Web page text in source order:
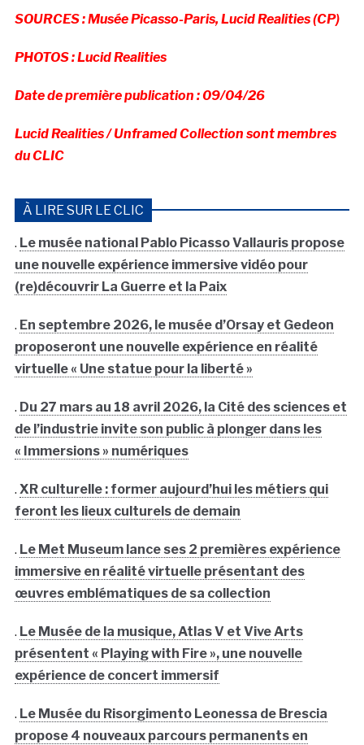
SOURCES : Musée Picasso-Paris, Lucid Realities (CP)
PHOTOS : Lucid Realities
Date de première publication : 09/04/26
Lucid Realities / Unframed Collection sont membres
du CLIC
À LIRE SUR LE CLIC
. Le musée national Pablo Picasso Vallauris propose
une nouvelle expérience immersive vidéo pour
(re)découvrir La Guerre et la Paix
. En septembre 2026, le musée d’Orsay et Gedeon
proposeront une nouvelle expérience en réalité
virtuelle « Une statue pour la liberté »
. Du 27 mars au 18 avril 2026, la Cité des sciences et
de l’industrie invite son public à plonger dans les
« Immersions » numériques
. XR culturelle : former aujourd’hui les métiers qui
feront les lieux culturels de demain
. Le Met Museum lance ses 2 premières expérience
immersive en réalité virtuelle présentant des
œuvres emblématiques de sa collection
. Le Musée de la musique, Atlas V et Vive Arts
présentent « Playing with Fire », une nouvelle
expérience de concert immersif
. Le Musée du Risorgimento Leonessa de Brescia
propose 4 nouveaux parcours permanents en